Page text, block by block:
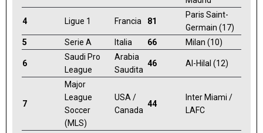
4 Ligue 1 Francia 81
Paris Saint-
Germain (17)
5
Serie A Italia 66 Milan (10)
6
Saudi Pro
League
Arabia
Saudita
46 Al-Hilal (12)
7
Major
League
Soccer
(MLS)
USA /
Canada
44
Inter Miami /
LAFC